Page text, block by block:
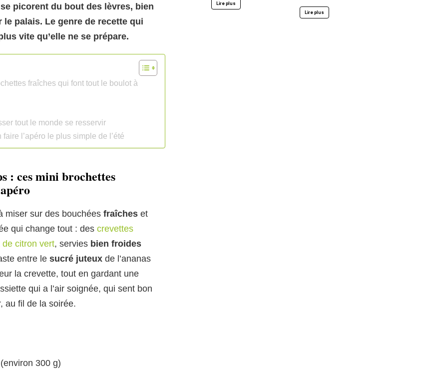
picorent du bout des lèvres, bien
palais. Le genre de recette qui
vite qu’elle ne se prépare.
fraîches qui font tout le boulot à
tout le monde se resservir
l’apéro le plus simple de l’été
: ces mini brochettes
miser sur des bouchées fraîches et
qui change tout : des crevettes
de citron vert, servies bien froides
entre le sucré juteux de l’ananas
la crevette, tout en gardant une
qui a l’air soignée, qui sent bon
au fil de la soirée.
300 g)
Lire plus
Lire plus